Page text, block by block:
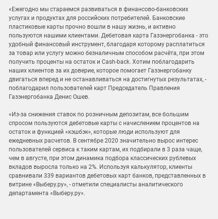
«Ежегодно мы стараемся развиваться в финансово-банковских
услугах и продуктах для российских потребителей. Банковские
пластиковые карты прочно вошли в нашу жизнь, и активно
пользуются нашими клиентами. Дебетовая карта Газэнергобанка - это
удобный финансовый инструмент, благодаря которому расплатиться
за товар или услугу можно безналичным способом расчёта, при этом
получить проценты на остаток и Cash-back. Хотим поблагодарить
наших клиентов за их доверие, которое помогает Газэнергобанку
двигаться вперед и не останавливаться на достигнутых результатах, -
поблагодарил пользователей карт Председатель Правления
Газэнергобанка Денис Ошев.
«Из-за снижения ставок по розничным депозитам, все большим
спросом пользуются дебетовые карты с начислением процентов на
остаток и функцией «кэшбэк», которые люди используют для
ежедневных расчетов. В сентябре 2020 значительно вырос интерес
пользователей сервиса к таким картам, их подбирали в 3 раза чаще,
чем в августе, при этом динамика подбора классических рублевых
вкладов выросла только на 2%. Используя калькулятор, клиенты
сравнивали 339 вариантов дебетовых карт банков, представленных в
витрине «Выберу.ру», - отметили специалисты аналитического
департамента «Выберу.ру».